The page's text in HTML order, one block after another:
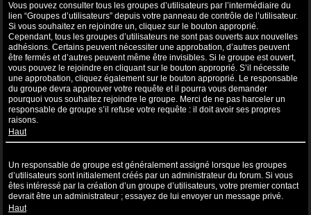
Vous pouvez consulter tous les groupes d’utilisateurs par l’intermédiaire du
lien “Groupes d’utilisateurs” depuis votre panneau de contrôle de l’utilisateur.
Si vous souhaitez en rejoindre un, cliquez sur le bouton approprié.
Cependant, tous les groupes d’utilisateurs ne sont pas ouverts aux nouvelles
adhésions. Certains peuvent nécessiter une approbation, d’autres peuvent
être fermés et d’autres peuvent même être invisibles. Si le groupe est ouvert,
vous pouvez le rejoindre en cliquant sur le bouton approprié. S’il nécessite
une approbation, cliquez également sur le bouton approprié. Le responsable
du groupe devra approuver votre requête et il pourra vous demander
pourquoi vous souhaitez rejoindre le groupe. Merci de ne pas harceler un
responsable de groupe s’il refuse votre requête : il doit avoir ses propres
raisons.
Haut
Un responsable de groupe est généralement assigné lorsque les groupes
d’utilisateurs sont initialement créés par un administrateur du forum. Si vous
êtes intéressé par la création d’un groupe d’utilisateurs, votre premier contact
devrait être un administrateur ; essayez de lui envoyer un message privé.
Haut